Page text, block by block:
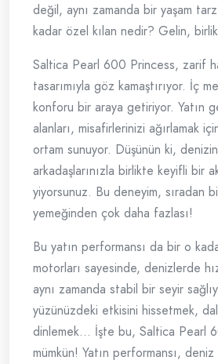
değil, aynı zamanda bir yaşam
kadar özel kılan nedir? Gelin,
Saltica Pearl 600 Princess, zarif
tasarımıyla göz kamaştırıyor. İç
konforu bir araya getiriyor. Yatın
alanları, misafirlerinizi ağırlamak
ortam sunuyor. Düşünün ki,
arkadaşlarınızla birlikte keyifli bir
yiyorsunuz. Bu deneyim, sıradan
yemeğinden çok daha fazlası!
Bu yatın performansı da bir o
motorları sayesinde, denizlerde
aynı zamanda stabil bir seyir
yüzünüzdeki etkisini hissetmek,
dinlemek… İşte bu, Saltica Pearl
mümkün! Yatın performansı,